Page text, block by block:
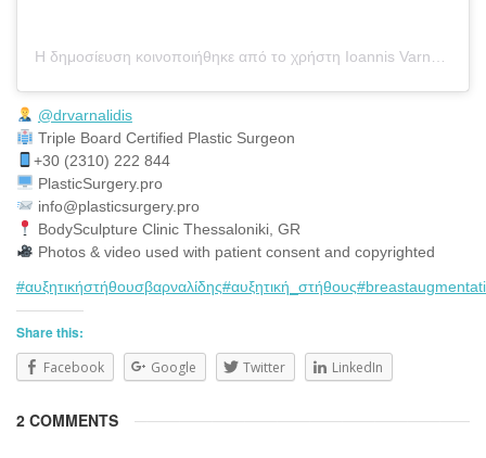
@drvarnalidis⠀⠀⠀⠀⠀
Triple Board Certified Plastic Surgeon⠀
+30 (2310) 222 844
PlasticSurgery.pro⠀
info@plasticsurgery.pro
BodySculpture Clinic Thessaloniki, GR
Photos & video used with patient consent and copyrighted
#αυξητικήστήθουσβαρναλίδης#αυξητική_στήθους
Share this:
Facebook Google Twitter LinkedIn
2 COMMENTS